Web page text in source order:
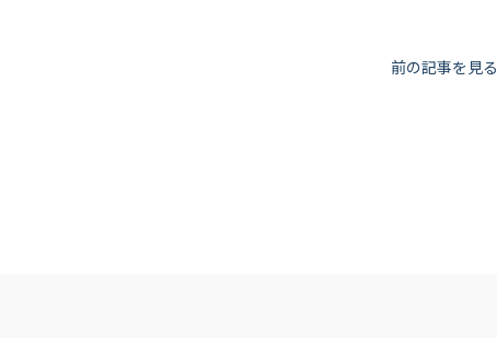
投
前の記事を見る